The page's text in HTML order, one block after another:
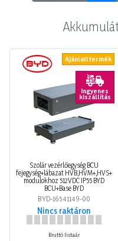
Ajánlati termék
Ingyenes
kiszállítás
Szolár vezérlőegység BCU
fejegység+lábazat HVB,HVM+,HVS+
modulokhoz 512VDC IP55 BYD
BCU+Base BYD
BYD-16541149-00
Nincs raktáron
Bruttó listaár